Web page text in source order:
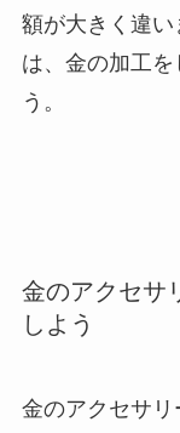
額が大きく違
は、金の加工
う。
金のアクセサ
しよう
金のアクセサ